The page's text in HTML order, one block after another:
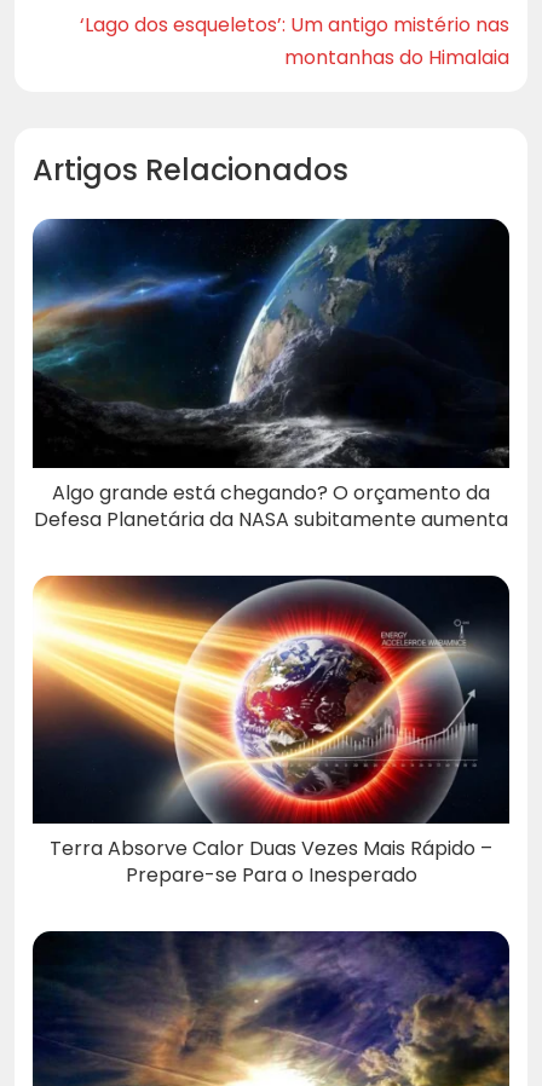
‘Lago dos esqueletos’: Um antigo mistério nas
montanhas do Himalaia
Artigos Relacionados
Algo grande está chegando? O orçamento da
Defesa Planetária da NASA subitamente aumenta
Terra Absorve Calor Duas Vezes Mais Rápido –
Prepare-se Para o Inesperado